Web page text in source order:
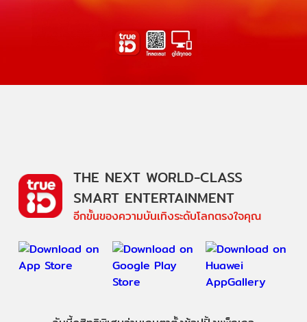
THE NEXT WORLD-CLASS
SMART ENTERTAINMENT
อีกขั้นของความบันเทิงระดับโลกตรงใจคุณ